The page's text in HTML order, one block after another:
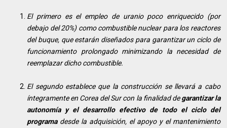
El primero es el empleo de uranio poco enriquecido (por
debajo del 20%) como combustible nuclear para los reactores
del buque, que estarán diseñados para garantizar un ciclo de
funcionamiento prolongado minimizando la necesidad de
reemplazar dicho combustible.
El segundo establece que la construcción se llevará a cabo
íntegramente en Corea del Sur con la finalidad degarantizar la
autonomía y el desarrollo efectivo de todo el ciclo del
programadesde la adquisición, el apoyo y el mantenimiento